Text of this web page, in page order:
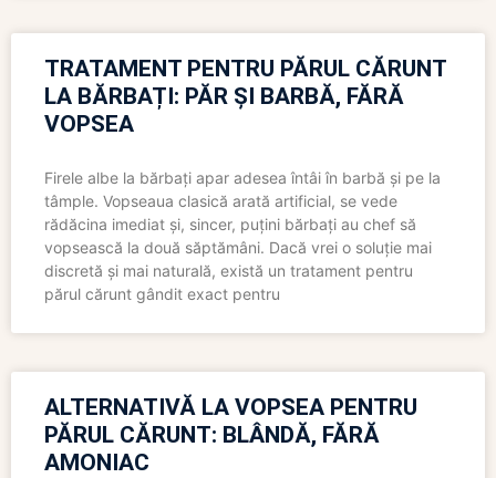
TRATAMENT PENTRU PĂRUL CĂRUNT
LA BĂRBAȚI: PĂR ȘI BARBĂ, FĂRĂ
VOPSEA
Firele albe la bărbați apar adesea întâi în barbă și pe la
tâmple. Vopseaua clasică arată artificial, se vede
rădăcina imediat și, sincer, puțini bărbați au chef să
vopsească la două săptămâni. Dacă vrei o soluție mai
discretă și mai naturală, există un tratament pentru
părul cărunt gândit exact pentru
ALTERNATIVĂ LA VOPSEA PENTRU
PĂRUL CĂRUNT: BLÂNDĂ, FĂRĂ
AMONIAC